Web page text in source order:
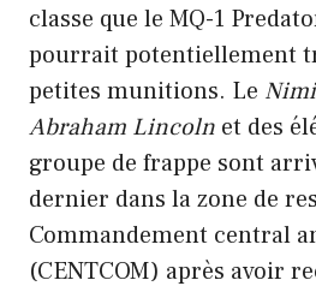
classe que le MQ-1
pourrait potentiellement
petites munitions. Le
Abraham Lincoln et des
groupe de frappe sont
dernier dans la zone de
Commandement central
(CENTCOM) après avoir